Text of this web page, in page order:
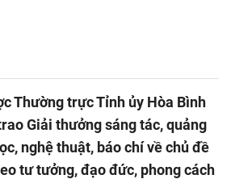
Thường trực Tỉnh ủy Hòa Bình
Giải thưởng sáng tác, quảng
nghệ thuật, báo chí về chủ đề
tư tưởng, đạo đức, phong cách